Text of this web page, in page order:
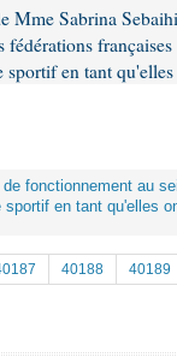
Mme Sabrina
sportif en tant
fonctionnement au
en tant qu'elles
40188 40189